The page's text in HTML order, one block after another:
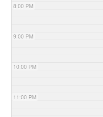
8:00 PM
9:00 PM
10:00 PM
11:00 PM